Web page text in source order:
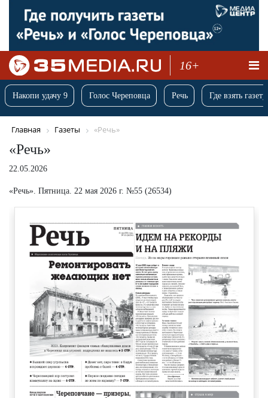
16+
Накопи удачу 9 Голос Череповца Речь Где взять
Главная Газеты «Речь»
«Речь»
22.05.2026
«Речь». Пятница. 22 мая 2026 г. №55 (26534)